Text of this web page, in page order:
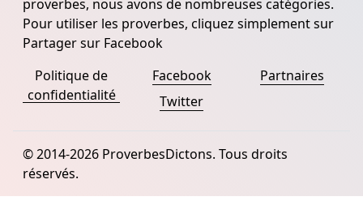
proverbes, nous avons de nombreuses catégories.
Pour utiliser les proverbes, cliquez simplement sur
Partager sur Facebook
Politique de
confidentialité
Facebook
Twitter
Partnaires
© 2014-2026 ProverbesDictons. Tous droits
réservés.